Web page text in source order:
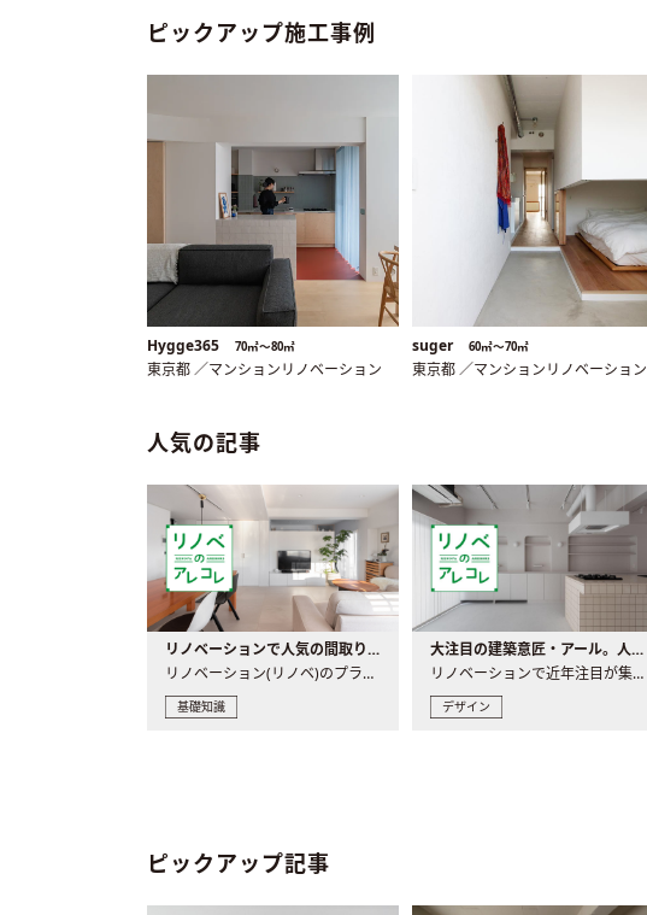
ピックアップ施工事例
Hygge365 70㎡〜80㎡
東京都 ／マンションリノベーション
suger 60㎡〜70㎡
東京都 ／マンションリノベーション
人気の記事
リノベーションで人気の間取りとは？トレンドの間取りと実例を徹底解説
リノベーション(リノベ)のプランニングで一番最初に決めるのは..
基礎知識
大注目の建築意匠・アール。人気の理由と空間に取り入れるポイント
リノベーションで近年注目が集まる建築意匠の一つであるアール..
デザイン
ピックアップ記事